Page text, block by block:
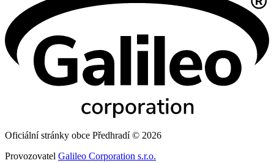
Oficiální stránky obce Předhradí © 2026
Provozovatel Galileo Corporation s.r.o.